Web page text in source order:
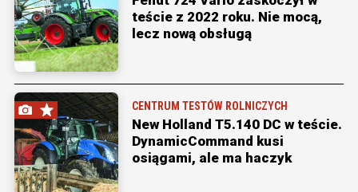
teście z 2022 roku. Nie mocą,
lecz nową obsługą
CENTRUM TESTÓW ROLNICZYCH
New Holland T5.140 DC w teście.
DynamicCommand kusi
osiągami, ale ma haczyk